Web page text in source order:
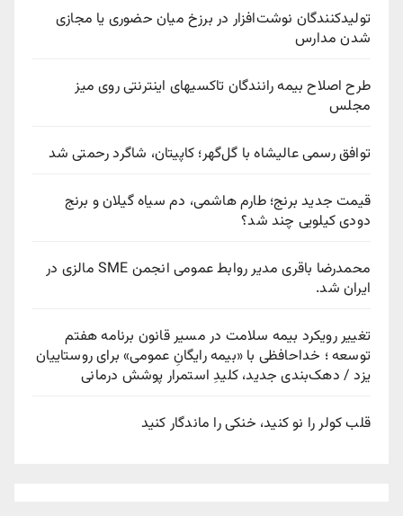
تولیدکنندگان نوشت‌افزار در برزخ میان حضوری یا مجازی
شدن مدارس
طرح اصلاح بیمه رانندگان تاکسیهای اینترنتی روی میز
مجلس
توافق رسمی عالیشاه با گل‌گهر؛ کاپیتان، شاگرد رحمتی شد
قیمت جدید برنج؛ طارم هاشمی، دم سیاه گیلان و برنج
دودی کیلویی چند شد؟
محمدرضا باقری مدیر روابط عمومی انجمن SME مالزی در
ایران شد.
تغییر رویکرد بیمه سلامت در مسیر قانون برنامه هفتم
توسعه ؛ خداحافظی با «بیمه رایگانِ عمومی» برای روستاییان
یزد / دهک‌بندی جدید، کلیدِ استمرار پوشش درمانی
قلب کولر را نو کنید، خنکی را ماندگار کنید